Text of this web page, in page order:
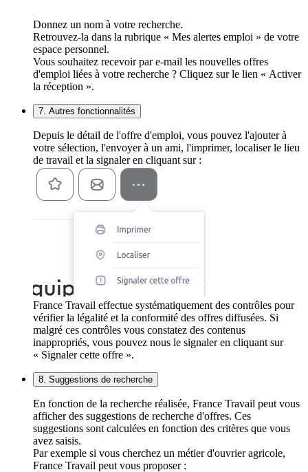
Donnez un nom à votre recherche.
Retrouvez-la dans la rubrique « Mes alertes emploi » de votre
espace personnel.
Vous souhaitez recevoir par e-mail les nouvelles offres
d'emploi liées à votre recherche ? Cliquez sur le lien « Activer
la réception ».
7. Autres fonctionnalités
Depuis le détail de l'offre d'emploi, vous pouvez l'ajouter à
votre sélection, l'envoyer à un ami, l'imprimer, localiser le lieu
de travail et la signaler en cliquant sur :
France Travail effectue systématiquement des contrôles pour
vérifier la légalité et la conformité des offres diffusées. Si
malgré ces contrôles vous constatez des contenus
inappropriés, vous pouvez nous le signaler en cliquant sur
« Signaler cette offre ».
8. Suggestions de recherche
En fonction de la recherche réalisée, France Travail peut vous
afficher des suggestions de recherche d'offres. Ces
suggestions sont calculées en fonction des critères que vous
avez saisis.
Par exemple si vous cherchez un métier d'ouvrier agricole,
France Travail peut vous proposer :